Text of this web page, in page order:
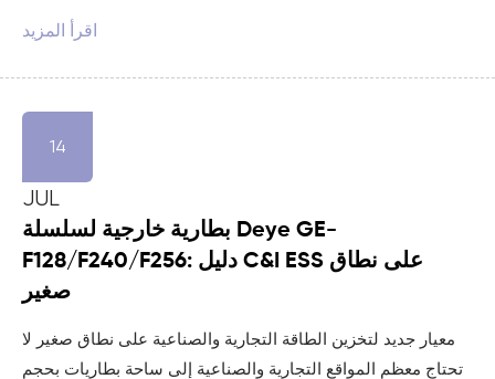
اقرأ المزيد
14
JUL
بطارية خارجية لسلسلة Deye GE-
F128/F240/F256: دليل C&I ESS على نطاق
صغير
معيار جديد لتخزين الطاقة التجارية والصناعية على نطاق صغير لا
تحتاج معظم المواقع التجارية والصناعية إلى ساحة بطاريات بحجم